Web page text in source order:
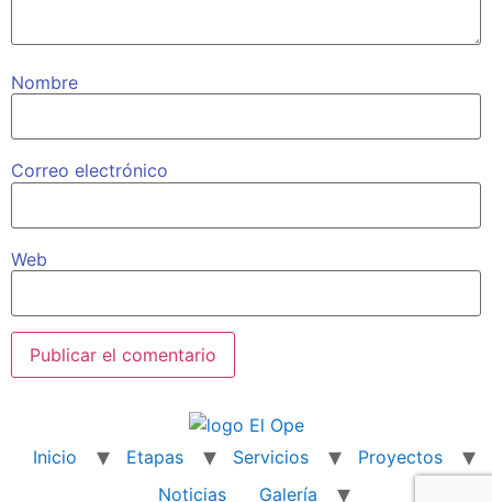
Nombre
Correo electrónico
Web
Inicio Etapas Servicios
Proyectos
Noticias
Galería